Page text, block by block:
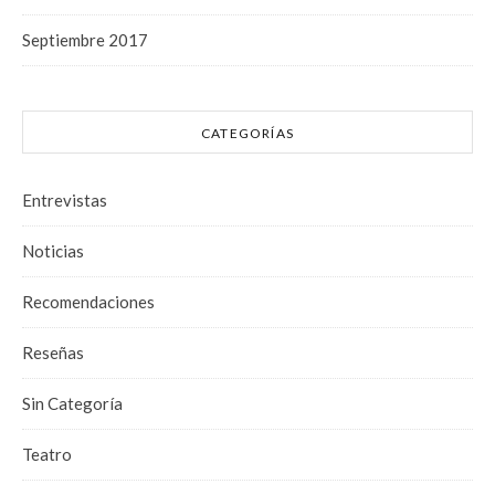
Septiembre 2017
CATEGORÍAS
Entrevistas
Noticias
Recomendaciones
Reseñas
Sin Categoría
Teatro